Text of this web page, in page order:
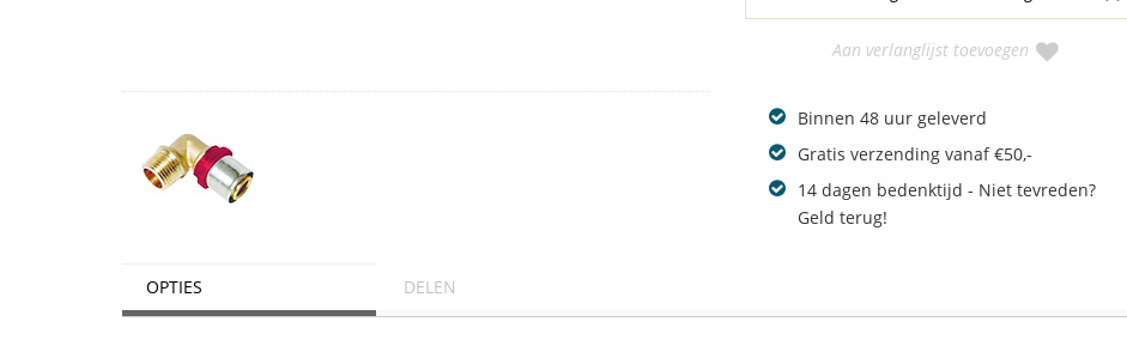
Aan verlanglijst toevoegen
Binnen 48 uur geleverd
Gratis verzending vanaf €50,-
14 dagen bedenktijd - Niet tevreden?
Geld terug!
OPTIES DELEN